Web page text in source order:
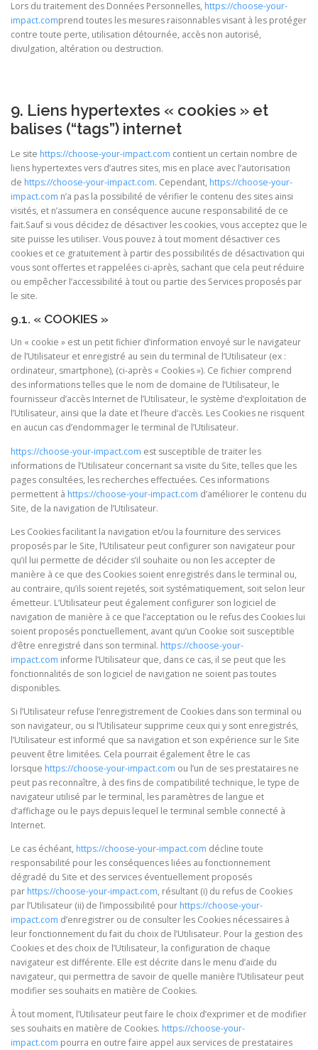
Lors du traitement des Données Personnelles, https://choose-your-
impact.comprend toutes les mesures raisonnables visant à les protéger
contre toute perte, utilisation détournée, accès non autorisé,
divulgation, altération ou destruction.
9. Liens hypertextes « cookies » et
balises (“tags”) internet
Le site https://choose-your-impact.com contient un certain nombre de
liens hypertextes vers d’autres sites, mis en place avec l’autorisation
de https://choose-your-impact.com. Cependant, https://choose-your-
impact.com n’a pas la possibilité de vérifier le contenu des sites ainsi
visités, et n’assumera en conséquence aucune responsabilité de ce
fait.Sauf si vous décidez de désactiver les cookies, vous acceptez que le
site puisse les utiliser. Vous pouvez à tout moment désactiver ces
cookies et ce gratuitement à partir des possibilités de désactivation qui
vous sont offertes et rappelées ci-après, sachant que cela peut réduire
ou empêcher l’accessibilité à tout ou partie des Services proposés par
le site.
9.1. « COOKIES »
Un « cookie » est un petit fichier d’information envoyé sur le navigateur
de l’Utilisateur et enregistré au sein du terminal de l’Utilisateur (ex :
ordinateur, smartphone), (ci-après « Cookies »). Ce fichier comprend
des informations telles que le nom de domaine de l’Utilisateur, le
fournisseur d’accès Internet de l’Utilisateur, le système d’exploitation de
l’Utilisateur, ainsi que la date et l’heure d’accès. Les Cookies ne risquent
en aucun cas d’endommager le terminal de l’Utilisateur.
https://choose-your-impact.com est susceptible de traiter les
informations de l’Utilisateur concernant sa visite du Site, telles que les
pages consultées, les recherches effectuées. Ces informations
permettent à https://choose-your-impact.com d’améliorer le contenu du
Site, de la navigation de l’Utilisateur.
Les Cookies facilitant la navigation et/ou la fourniture des services
proposés par le Site, l’Utilisateur peut configurer son navigateur pour
qu’il lui permette de décider s’il souhaite ou non les accepter de
manière à ce que des Cookies soient enregistrés dans le terminal ou,
au contraire, qu’ils soient rejetés, soit systématiquement, soit selon leur
émetteur. L’Utilisateur peut également configurer son logiciel de
navigation de manière à ce que l’acceptation ou le refus des Cookies lui
soient proposés ponctuellement, avant qu’un Cookie soit susceptible
d’être enregistré dans son terminal. https://choose-your-
impact.com informe l’Utilisateur que, dans ce cas, il se peut que les
fonctionnalités de son logiciel de navigation ne soient pas toutes
disponibles.
Si l’Utilisateur refuse l’enregistrement de Cookies dans son terminal ou
son navigateur, ou si l’Utilisateur supprime ceux qui y sont enregistrés,
l’Utilisateur est informé que sa navigation et son expérience sur le Site
peuvent être limitées. Cela pourrait également être le cas
lorsque https://choose-your-impact.com ou l’un de ses prestataires ne
peut pas reconnaître, à des fins de compatibilité technique, le type de
navigateur utilisé par le terminal, les paramètres de langue et
d’affichage ou le pays depuis lequel le terminal semble connecté à
Internet.
Le cas échéant, https://choose-your-impact.com décline toute
responsabilité pour les conséquences liées au fonctionnement
dégradé du Site et des services éventuellement proposés
par https://choose-your-impact.com, résultant (i) du refus de Cookies
par l’Utilisateur (ii) de l’impossibilité pour https://choose-your-
impact.com d’enregistrer ou de consulter les Cookies nécessaires à
leur fonctionnement du fait du choix de l’Utilisateur. Pour la gestion des
Cookies et des choix de l’Utilisateur, la configuration de chaque
navigateur est différente. Elle est décrite dans le menu d’aide du
navigateur, qui permettra de savoir de quelle manière l’Utilisateur peut
modifier ses souhaits en matière de Cookies.
À tout moment, l’Utilisateur peut faire le choix d’exprimer et de modifier
ses souhaits en matière de Cookies. https://choose-your-
impact.com pourra en outre faire appel aux services de prestataires